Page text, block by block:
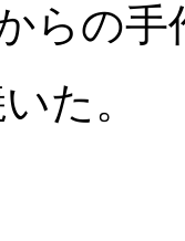
らの
た。